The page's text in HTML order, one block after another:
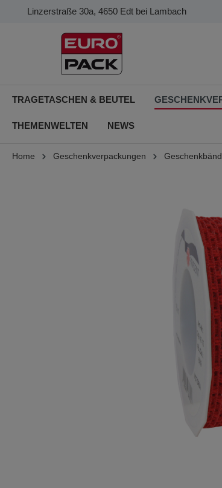
Linzerstraße 30a, 4650 Edt bei Lambach
TRAGETASCHEN & BEUTEL
THEMENWELTEN NEWS
Home Geschenkverpackungen